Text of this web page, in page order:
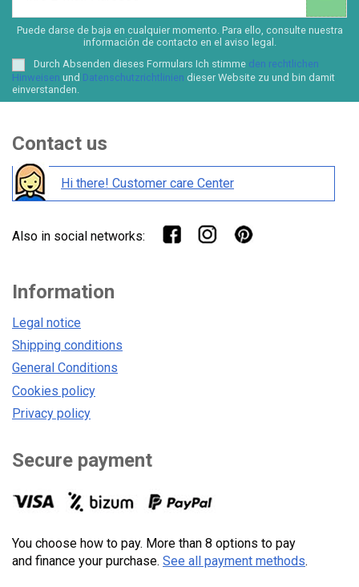
Puede darse de baja en cualquier momento. Para ello, consulte nuestra
información de contacto en el aviso legal.
Durch Absenden dieses Formulars Ich stimme den rechtlichen
Hinweisen und Datenschutzrichtlinien dieser Website zu und bin damit
einverstanden.
Contact us
Hi there! Customer care Center
Also in social networks:
Information
Legal notice
Shipping conditions
General Conditions
Cookies policy
Privacy policy
Secure payment
You choose how to pay. More than 8 options to pay
and finance your purchase. See all payment methods.